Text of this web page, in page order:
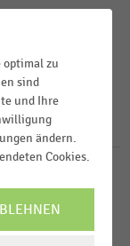
optimal zu
sind
und Ihre
ändern.
Cookies.